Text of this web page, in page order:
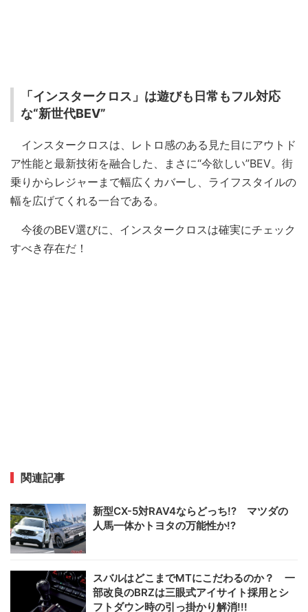
「インスタークロス」は遊びも日常もフル対応
な“新世代BEV”
インスタークロスは、レトロ感のある見た目にアウトド
ア性能と最新技術を融合した、まさに“今欲しい”BEV。街
乗りからレジャーまで幅広くカバーし、ライフスタイルの
幅を広げてくれる一台である。
今後のBEV選びに、インスタークロスは確実にチェック
すべき存在だ！
関連記事
新型CX-5対RAV4ならどっち!? マツダの
人馬一体かトヨタの万能性か!?
スバルはどこまでMTにこだわるのか？ 一
部改良のBRZは三眼式アイサイト採用とシ
フトダウン時の引っ掛かり解消!!!